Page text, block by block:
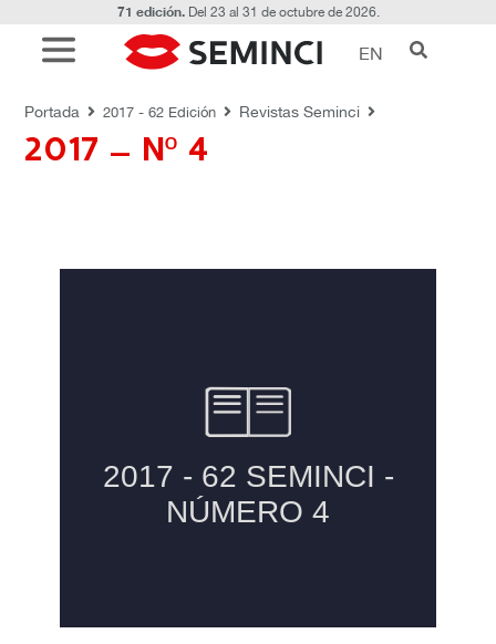
71 edición.Del 23 al 31 de octubre de 2026.
EN
Portada 2017 - 62 Edición Revistas Seminci
2017 – Nº 4
REVISTAS SEMINCI